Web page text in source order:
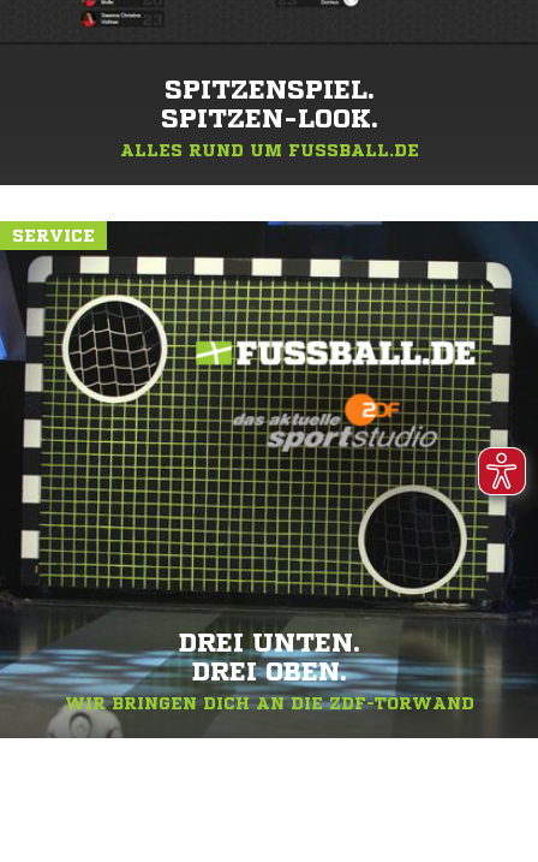
SPITZENSPIEL.
SPITZEN-LOOK.
ALLES RUND UM FUSSBALL.DE
SERVICE
DREI UNTEN.
DREI OBEN.
WIR BRINGEN DICH AN DIE ZDF-TORWAND